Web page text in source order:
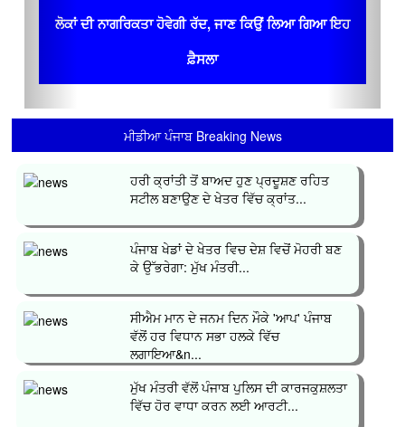
ਲੋਕਾਂ ਦੀ ਨਾਗਰਿਕਤਾ ਹੋਵੇਗੀ ਰੱਦ, ਜਾਣ ਕਿਉਂ ਲਿਆ ਗਿਆ ਇਹ
ਫ਼ੈਸਲਾ
ਮੀਡੀਆ ਪੰਜਾਬ Breaking News
ਹਰੀ ਕ੍ਰਾਂਤੀ ਤੋਂ ਬਾਅਦ ਹੁਣ ਪ੍ਰਦੂਸ਼ਣ ਰਹਿਤ
ਸਟੀਲ ਬਣਾਉਣ ਦੇ ਖੇਤਰ ਵਿੱਚ ਕ੍ਰਾਂਤ...
ਪੰਜਾਬ ਖੇਡਾਂ ਦੇ ਖੇਤਰ ਵਿਚ ਦੇਸ਼ ਵਿਚੋਂ ਮੋਹਰੀ ਬਣ
ਕੇ ਉੱਭਰੇਗਾ: ਮੁੱਖ ਮੰਤਰੀ...
ਸੀਐਮ ਮਾਨ ਦੇ ਜਨਮ ਦਿਨ ਮੌਕੇ 'ਆਪ' ਪੰਜਾਬ
ਵੱਲੋਂ ਹਰ ਵਿਧਾਨ ਸਭਾ ਹਲਕੇ ਵਿੱਚ
ਲਗਾਇਆ&n...
ਮੁੱਖ ਮੰਤਰੀ ਵੱਲੋਂ ਪੰਜਾਬ ਪੁਲਿਸ ਦੀ ਕਾਰਜਕੁਸ਼ਲਤਾ
ਵਿੱਚ ਹੋਰ ਵਾਧਾ ਕਰਨ ਲਈ ਆਰਟੀ...